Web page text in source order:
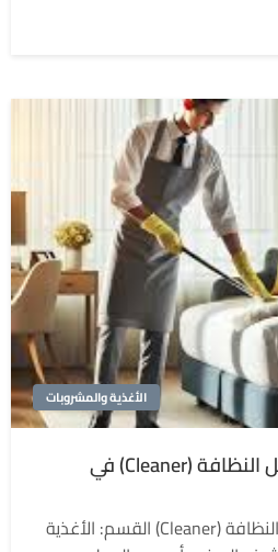
الأغذية والمشروبات
الوصف الوظيفي لعامل النظافة (Cleaner) في
المسمى الوظيفي: عامل النظافة (Cleaner) القسم: الأغذية